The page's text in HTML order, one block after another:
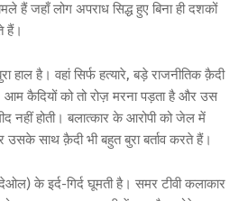
हैं जहाँ लोग अपराध सिद्ध हुए बिना ही दशकों
हैं।
हाल है। वहां सिर्फ हत्यारे, बड़े राजनीतिक क़ैदी
आम कैदियों को तो रोज़ मरना पड़ता है और उस
नहीं होती। बलात्कार के आरोपी को जेल में
उसके साथ क़ैदी भी बहुत बुरा बर्ताव करते हैं।
देओल) के इर्द-गिर्द घूमती है। समर टीवी कलाकार